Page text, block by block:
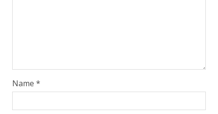
Name *